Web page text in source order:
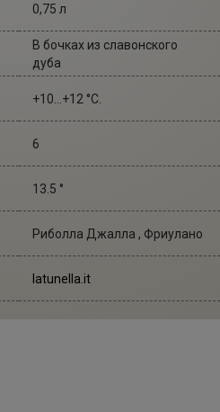
0,75 л
В бочках из славонского
дуба
+10...+12 °С.
6
13.5 °
Риболла Джалла , Фриулано
latunella.it